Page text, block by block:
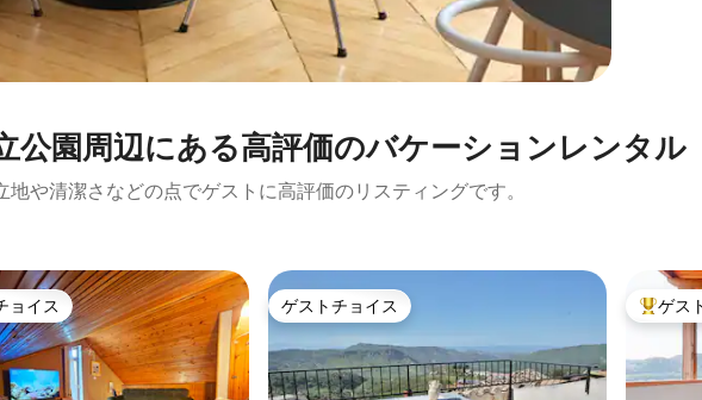
公園⁠周⁠辺⁠に⁠あ⁠る高⁠評⁠価⁠のバ⁠ケ⁠ー⁠シ⁠ョ⁠ン⁠レ⁠ン⁠タ⁠ル
地や清潔さなどの点でゲストに高評価のリスティングです。
ストチョイスです。
ョイス ゲストチョイス
ゲストチョイス 大好評
ゲス